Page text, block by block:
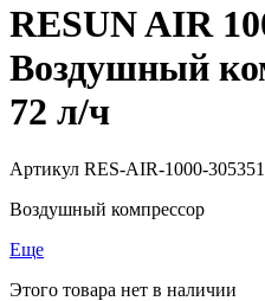
RESUN AIR
Воздушный
72 л/ч
Артикул RES-AIR-1000-305351
Воздушный компрессор
Еще
Этого товара нет в наличии